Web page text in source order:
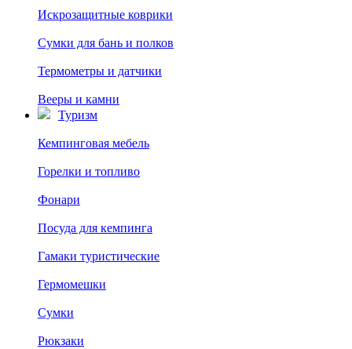
Искрозащитные коврики
Сумки для бань и полков
Термометры и датчики
Вееры и камни
Туризм
Кемпинговая мебель
Горелки и топливо
Фонари
Посуда для кемпинга
Гамаки туристические
Гермомешки
Сумки
Рюкзаки